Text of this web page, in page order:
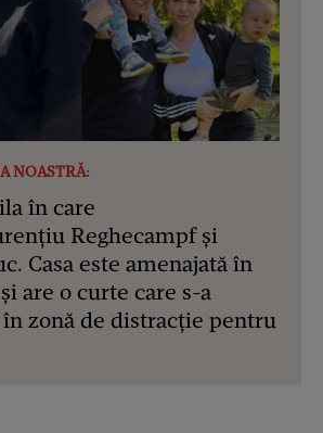
NOASTRĂ:
în care
Reghecampf și
Casa este amenajată în
are o curte care s-a
zonă de distracție pentru